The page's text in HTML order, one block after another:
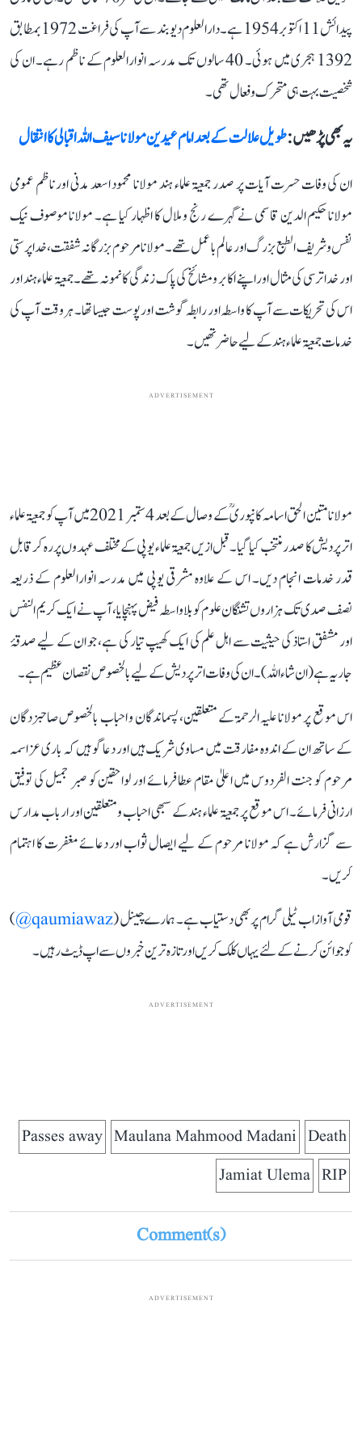
پیدائش 11 اکتوبر 1954 ہے۔ دارالعلوم دیوبند سے آپ کی فراغت 1972 بمطابق
1392 ہجری میں ہوئی۔ 40 سالوں تک مدرسہ انوارالعلوم کے ناظم رہے۔ ان کی
شخصیت بہت ہی متحرک و فعال تھی۔
یہ بھی پڑھیں :طویل علالت کے بعد امام عیدین مولانا سیف اللہ اقبالی کا انتقال
ان کی وفات حسرت آیات پر صدر جمعیۃ علماء ہند مولانا محمود اسعد مدنی اور ناظم عمومی
مولانا حکیم الدین قاسمی نے گہرے رنج و ملال کا اظہار کیا ہے۔ مولانا موصوف نیک
نفس و شریف الطبع بزرگ اور عالم با عمل تھے۔ مولانا مرحوم بزرگانہ شفقت، خدا پرستی
اور خدا ترسی کی مثال اور اپنے اکابر و مشائخ کی پاک زندگی کا نمونہ تھے۔ جمعیۃ علماء ہند اور
اس کی تحریکات سے آپ کا واسطہ اور رابطہ گوشت اور پوست جیسا تھا۔ ہر وقت آپ کی
خدمات جمعیۃ علماء ہند کے لیے حاضر تھیں۔
ADVERTISEMENT
مولانا متین الحق اسامہ کانپوریؒ کے وصال کے بعد 4 ستمبر 2021 میں آپ کو جمعیۃ علماء
اترپردیش کا صدر منتخب کیا گیا۔ قبل ازیں جمعیۃ علماء یوپی کے مختلف عہدوں پر رہ کر قابل
قدر خدمات انجام دیں۔ اس کے علاوہ مشرقی یوپی میں مدرسہ انوارالعلوم کے ذریعہ
نصف صدی تک ہزاروں تشنگان علوم کو بلاواسطہ فیض پہنچایا، آپ نے ایک کریم النفس
اور مشفق استاذ کی حیثیت سے اہل علم کی ایک کھیپ تیار کی ہے، جو ان کے لیے صدقۂ
جاریہ ہے (ان شاء اللہ)۔ ان کی وفات اتر پردیش کے لیے بالخصوص نقصان عظیم ہے۔
اس موقع پر مولانا علیہ الرحمۃ کے متعلقین، پسماندگان و احباب بالخصوص صاحبزدگان
کے ساتھ ان کے اندوہ مفارقت میں مساوی شریک ہیں اور دعا گو ہیں کہ باری عز اسمہ
مرحوم کو جنت الفردوس میں اعلیٰ مقام عطا فرمائے اور لواحقین کو صبر جمیل کی توفیق
ارزانی فرمائے۔ اس موقع پر جمعیۃ علماء ہند کے سبھی احباب و متعلقین اور ارباب مدارس
سے گزارش ہے کہ مولانا مرحوم کے لیے ایصال ثواب اور دعائے مغفرت کا اہتمام
کریں۔
قومی آواز اب ٹیلی گرام پر بھی دستیاب ہے۔ ہمارے چینل (qaumiawaz@
)
کو جوائن کرنے کے لئے یہاں کلک کریں اور تازہ ترین خبروں سے اپ ڈیٹ رہیں۔
ADVERTISEMENT
Death
Maulana Mahmood Madani
Passes away
RIP
Jamiat Ulema
Comment(s)
ADVERTISEMENT